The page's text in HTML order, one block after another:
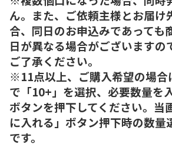
ん。また、ご依頼主様とお届け
合、同日のお申込みであっても
日が異なる場合がございますの
ご了承ください。
※11点以上、ご購入希望の場合
で「10+」を選択、必要数量を
ボタンを押下してください。当
に入れる」ボタン押下時の数量
です。